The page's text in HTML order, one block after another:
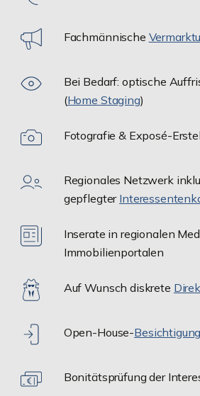
Fachmännische
Bei Bedarf: optische
(Home Staging)
Fotografie & Exposé-
Regionales Netzwerk
gepflegter
Inserate in regionalen
Immobilienportalen
Auf Wunsch diskrete
Open-House-
Bonitätsprüfung der